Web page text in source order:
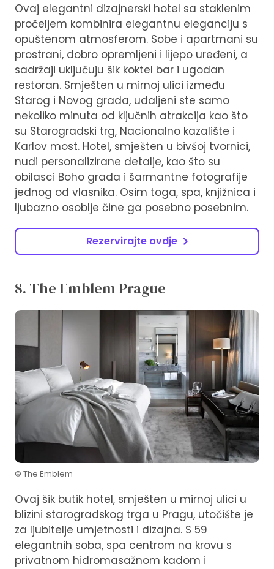
Ovaj elegantni dizajnerski hotel sa staklenim
pročeljem kombinira elegantnu eleganciju s
opuštenom atmosferom. Sobe i apartmani su
prostrani, dobro opremljeni i lijepo uređeni, a
sadržaji uključuju šik koktel bar i ugodan
restoran. Smješten u mirnoj ulici između
Starog i Novog grada, udaljeni ste samo
nekoliko minuta od ključnih atrakcija kao što
su Starogradski trg, Nacionalno kazalište i
Karlov most. Hotel, smješten u bivšoj tvornici,
nudi personalizirane detalje, kao što su
obilasci Boho grada i šarmantne fotografije
jednog od vlasnika. Osim toga, spa, knjižnica i
ljubazno osoblje čine ga posebno posebnim.
Rezervirajte ovdje
8. The Emblem Prague
© The Emblem
Ovaj šik butik hotel, smješten u mirnoj ulici u
blizini starogradskog trga u Pragu, utočište je
za ljubitelje umjetnosti i dizajna. S 59
elegantnih soba, spa centrom na krovu s
privatnom hidromasažnom kadom i